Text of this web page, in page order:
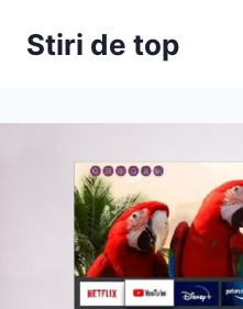
Stiri de top